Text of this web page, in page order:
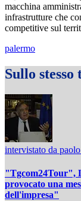
macchina
infrastrutture che
competitive sul
palermo
Sullo stesso
intervistato da
"Tgcom24Tour",
provocato una
dell'impresa"